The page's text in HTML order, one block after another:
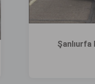
Şanlıurfa